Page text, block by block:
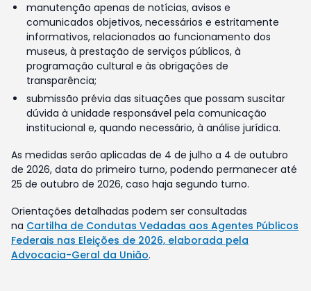
manutenção apenas de notícias, avisos e
comunicados objetivos, necessários e estritamente
informativos, relacionados ao funcionamento dos
museus, à prestação de serviços públicos, à
programação cultural e às obrigações de
transparência;
submissão prévia das situações que possam suscitar
dúvida à unidade responsável pela comunicação
institucional e, quando necessário, à análise jurídica.
As medidas serão aplicadas de 4 de julho a 4 de outubro
de 2026, data do primeiro turno, podendo permanecer até
25 de outubro de 2026, caso haja segundo turno.
Orientações detalhadas podem ser consultadas
na Cartilha de Condutas Vedadas aos Agentes Públicos
Federais nas Eleições de 2026, elaborada pela
Advocacia-Geral da União.